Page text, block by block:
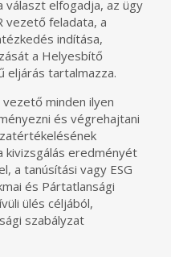
választ elfogadja, az ügy
vezető feladata, a
indítása,
a Helyesbítő
eljárás tartalmazza.
minden ilyen
és végrehajtani
kivizsgálás eredményét
a tanúsítási vagy ESG
és Pártatlansági
ülés céljából,
szabályzat